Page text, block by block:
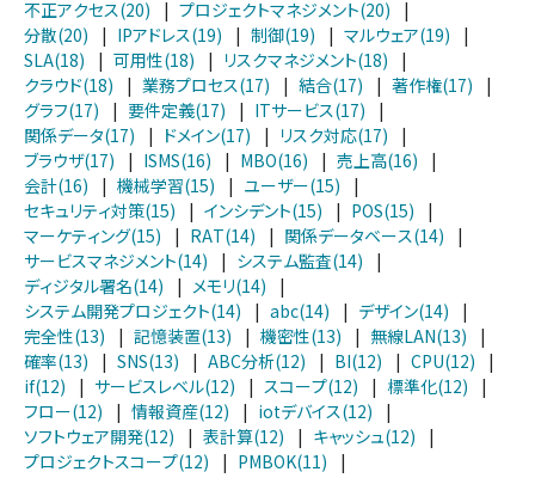
不正アクセス(20) | プロジェクトマネジメント(20)
|
分散(20)
| IPアドレス(19) | 制御(19) | マルウェア(19)
|
SLA(18)
| 可用性(18) | リスクマネジメント(18)
|
クラウド(18)
| 業務プロセス(17) | 結合(17) | 著作権(17)
|
グラフ(17)
| 要件定義(17) | ITサービス(17)
|
関係データ(17)
| ドメイン(17) | リスク対応(17)
|
ブラウザ(17)
| ISMS(16) | MBO(16) | 売上高(16)
|
会計(16)
| 機械学習(15) | ユーザー(15)
|
セキュリティ対策(15)
| インシデント(15) | POS(15)
|
マーケティング(15)
| RAT(14) | 関係データベース(14)
|
サービスマネジメント(14)
| システム監査(14)
|
ディジタル署名(14)
| メモリ(14)
|
システム開発プロジェクト(14)
| abc(14) | デザイン(14)
|
完全性(13)
| 記憶装置(13) | 機密性(13) | 無線LAN(13)
|
確率(13)
| SNS(13) | ABC分析(12) | BI(12) | CPU(12)
|
if(12)
| サービスレベル(12) | スコープ(12) | 標準化(12)
|
フロー(12)
| 情報資産(12) | iotデバイス(12)
|
ソフトウェア開発(12)
| 表計算(12) | キャッシュ(12)
|
プロジェクトスコープ(12)
| PMBOK(11)
|